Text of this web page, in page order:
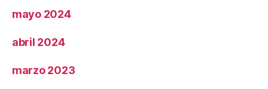
mayo 2024
abril 2024
marzo 2023